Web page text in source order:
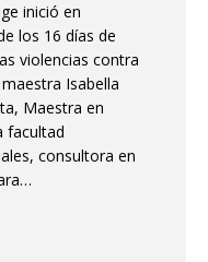
inició en
los 16 días de
violencias contra
Isabella
Maestra en
facultad
consultora en